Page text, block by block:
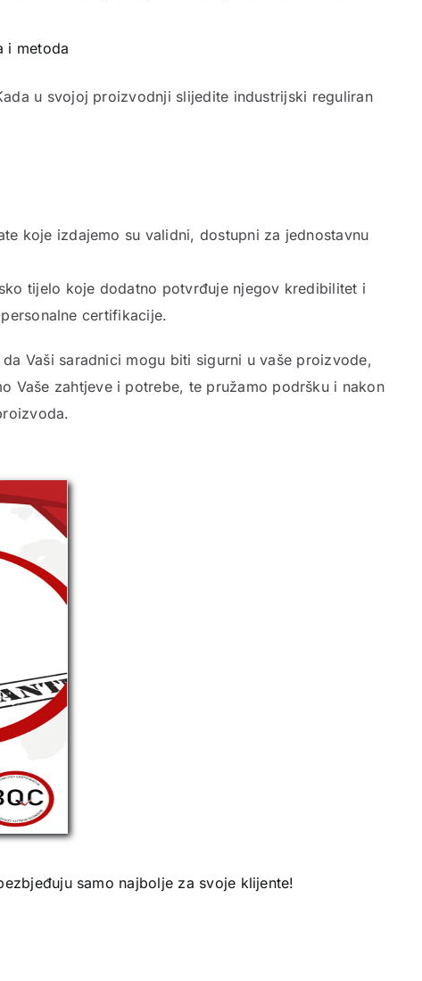
i metoda
u svojoj proizvodnji slijedite industrijski reguliran
koje izdajemo su validni, dostupni za jednostavnu
tijelo koje dodatno potvrđuje njegov kredibilitet i
certifikacije.
Vaši saradnici mogu biti sigurni u vaše proizvode,
Vaše zahtjeve i potrebe, te pružamo podršku i nakon
samo najbolje za svoje klijente!